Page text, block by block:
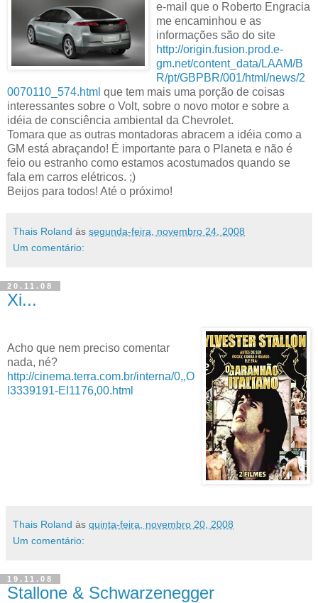
e-mail que o Roberto Engracia
me encaminhou e as
informações são do site
http://origin.fusion.prod.e-
gm.net/content_data/LAAM/B
R/pt/GBPBR/001/html/news/2
0070110_574.html que tem mais uma porção de coisas
interessantes sobre o Volt, sobre o novo motor e sobre a
idéia de consciência ambiental da Chevrolet.
Tomara que as outras montadoras abracem a idéia como a
GM está abraçando! É importante para o Planeta e não é
feio ou estranho como estamos acostumados quando se
fala em carros elétricos. ;)
Beijos para todos! Até o próximo!
Thais Roland às segunda-feira, novembro 24, 2008
Um comentário:
20.11.08
Xi...
Acho que nem preciso comentar
nada, né?
http://cinema.terra.com.br/interna/0,,O
I3339191-EI1176,00.html
Thais Roland às quinta-feira, novembro 20, 2008
Um comentário:
19.11.08
Stallone & Schwarzenegger